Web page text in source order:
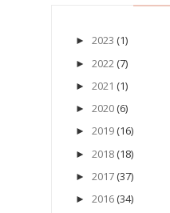
► 2023 (1)
► 2022 (7)
► 2021 (1)
► 2020 (6)
► 2019 (16)
► 2018 (18)
► 2017 (37)
► 2016 (34)